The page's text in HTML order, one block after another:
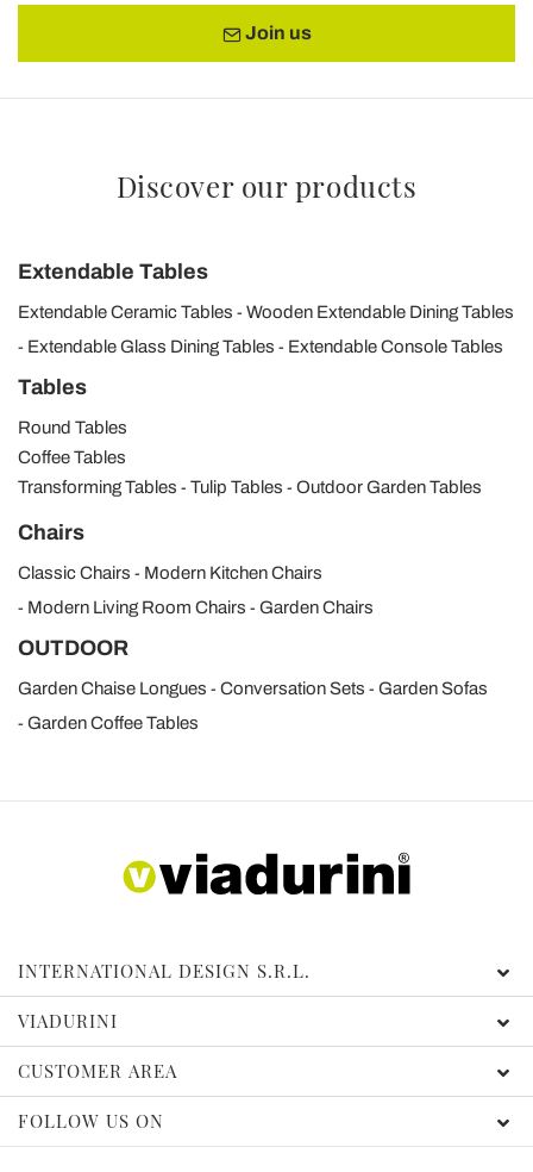
Join us
Discover our products
Extendable Tables
Extendable Ceramic Tables
Wooden Extendable Dining Tables
Extendable Glass Dining Tables
Extendable Console Tables
Tables
Round Tables
Coffee Tables
Transforming Tables
Tulip Tables Outdoor Garden Tables
Chairs
Classic Chairs
Modern Kitchen Chairs
Modern Living Room Chairs
Garden Chairs
OUTDOOR
Garden Chaise Longues Conversation Sets
Garden Sofas
Garden Coffee Tables
INTERNATIONAL DESIGN S.R.L.
VIADURINI
CUSTOMER AREA
FOLLOW US ON